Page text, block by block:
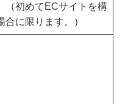
（初めてECサイトを構
に限ります。）